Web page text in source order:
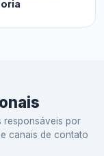
responsáveis por
canais de contato